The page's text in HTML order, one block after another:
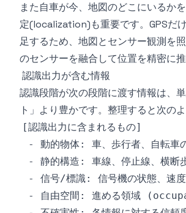
また自車が今、地図のどこにいるか
定(localization)も重要です。GPSだ
足するため、地図とセンサー観測を
のセンサーを融合して位置を精密に推
認識出力が含む情報
認識段階が次の段階に渡す情報は、
ト」より豊かです。整理すると次の